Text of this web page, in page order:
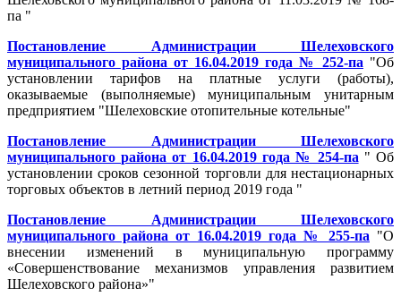
па "
Постановление Администрации Шелеховского
муниципального района от 16.04.2019 года № 252-па "Об
установлении тарифов на платные услуги (работы),
оказываемые (выполняемые) муниципальным унитарным
предприятием "Шелеховские отопительные котельные"
Постановление Администрации Шелеховского
муниципального района от 16.04.2019 года № 254-па " Об
установлении сроков сезонной торговли для нестационарных
торговых объектов в летний период 2019 года "
Постановление Администрации Шелеховского
муниципального района от 16.04.2019 года № 255-па "О
внесении изменений в муниципальную программу
«Совершенствование механизмов управления развитием
Шелеховского района»"